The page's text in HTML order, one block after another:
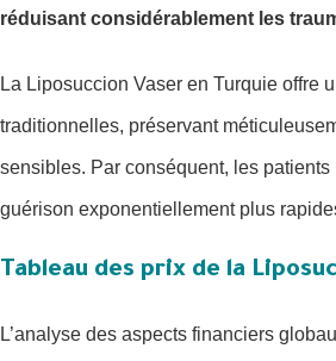
réduisant considérablement les
La Liposuccion Vaser en Turquie offre
traditionnelles, préservant
sensibles. Par conséquent, les
guérison exponentiellement plus
Tableau des prix de la
L’analyse des aspects financiers